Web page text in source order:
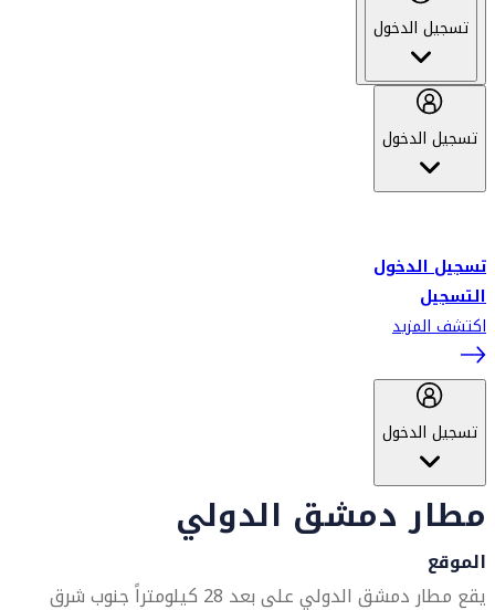
تسجيل الدخول
تسجيل الدخول
تسجيل الدخول
التسجيل
اكتشف المزيد
تسجيل الدخول
مطار دمشق الدولي
الموقع
يقع مطار دمشق الدولي على بعد 28 كيلومتراً جنوب شرق